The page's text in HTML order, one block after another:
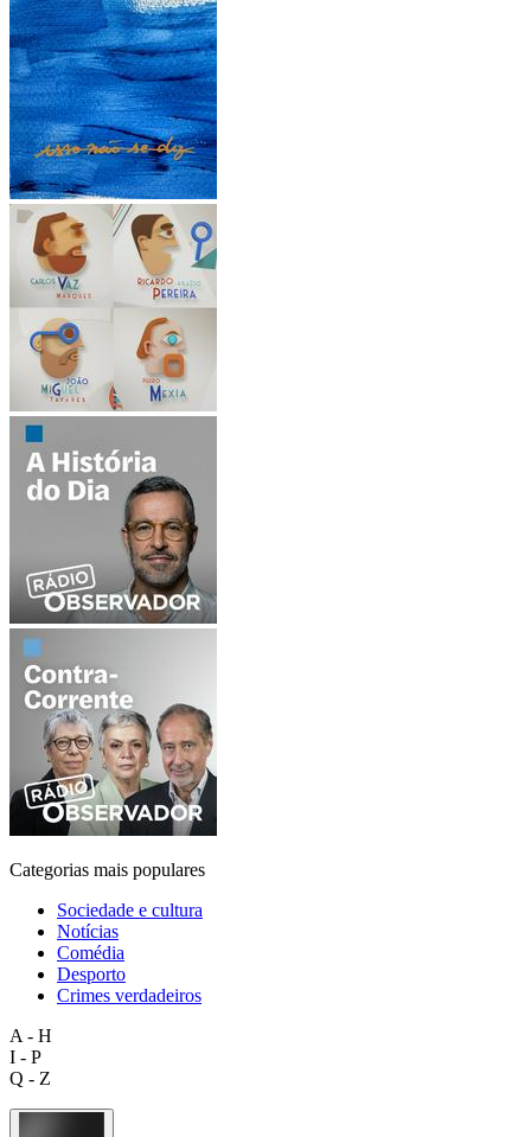
Categorias mais populares
Sociedade e cultura
Notícias
Comédia
Desporto
Crimes verdadeiros
A - H
I - P
Q - Z